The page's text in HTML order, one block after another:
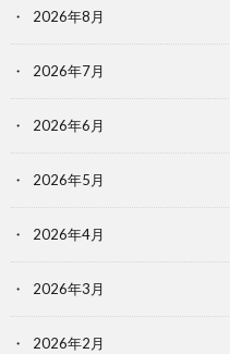
2026年8月
2026年7月
2026年6月
2026年5月
2026年4月
2026年3月
2026年2月